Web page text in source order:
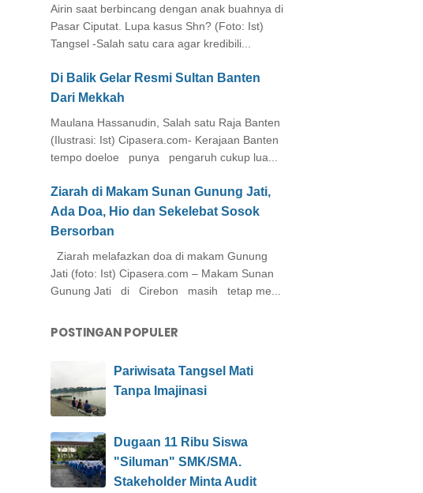
Airin saat berbincang dengan anak buahnya di
Pasar Ciputat. Lupa kasus Shn? (Foto: Ist)
Tangsel -Salah satu cara agar kredibili...
Di Balik Gelar Resmi Sultan Banten
Dari Mekkah
Maulana Hassanudin, Salah satu Raja Banten
(Ilustrasi: Ist) Cipasera.com- Kerajaan Banten
tempo doeloe punya pengaruh cukup lua...
Ziarah di Makam Sunan Gunung Jati,
Ada Doa, Hio dan Sekelebat Sosok
Bersorban
Ziarah melafazkan doa di makam Gunung
Jati (foto: Ist) Cipasera.com – Makam Sunan
Gunung Jati di Cirebon masih tetap me...
POSTINGAN POPULER
Pariwisata Tangsel Mati
Tanpa Imajinasi
Dugaan 11 Ribu Siswa
"Siluman" SMK/SMA.
Stakeholder Minta Audit